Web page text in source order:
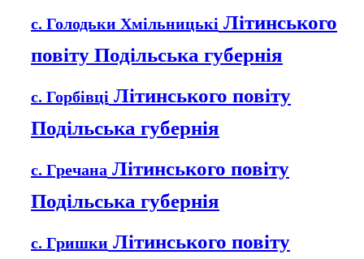
с. Голодьки Хмільницькі Літинського
повіту Подільська губернія
с. Горбівці Літинського повіту
Подільська губернія
с. Гречана Літинського повіту
Подільська губернія
с. Гришки Літинського повіту